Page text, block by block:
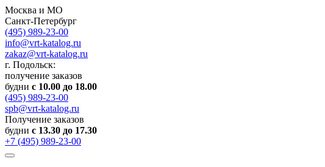
Москва и МО
Санкт-Петербург
(495) 989-23-00
info@vrt-katalog.ru
zakaz@vrt-katalog.ru
г. Подольск:
получение заказов
будни с 10.00 до 18.00
(495) 989-23-00
spb@vrt-katalog.ru
Получение заказов
будни с 13.30 до 17.30
+7 (495) 989-23-00